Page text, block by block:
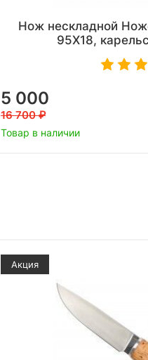
Нож нескладной
95X18,
5 000
16 700
Товар в наличии
Акция